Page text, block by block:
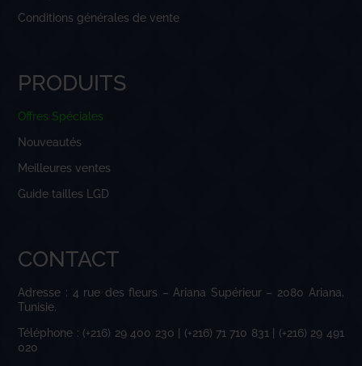
Conditions générales de vente
PRODUITS
Offres Spéciales
Nouveautés
Meilleures ventes
Guide tailles LGD
CONTACT
Adresse : 4 rue des fleurs – Ariana Supérieur – 2080 Ariana,
Tunisie.
Téléphone : (+216) 29 400 230 | (+216) 71 710 831 | (+216) 29 491
020